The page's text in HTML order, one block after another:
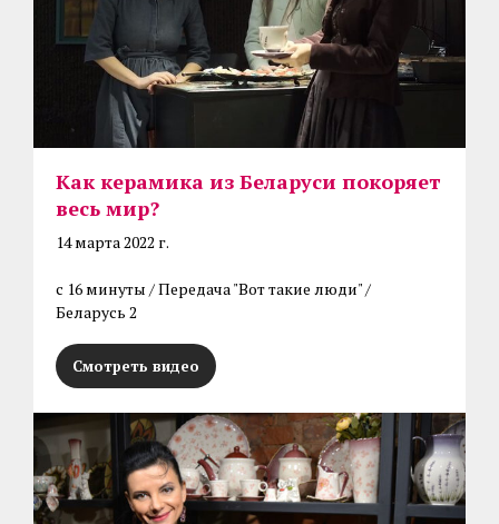
Как керамика из Беларуси покоряет
весь мир?
14 марта 2022 г.
с 16 минуты / Передача "Вот такие люди" /
Беларусь 2
Смотреть видео